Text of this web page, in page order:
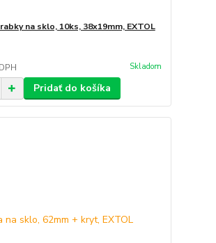
na sklo, 10ks, 38x19mm, EXTOL
Skladom
Pridať do košíka